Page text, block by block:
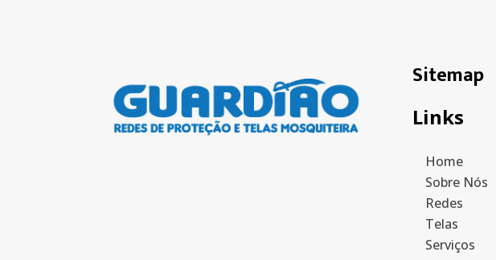
Sitemap
Links
Home
Sobre Nós
Redes
Telas
Serviços